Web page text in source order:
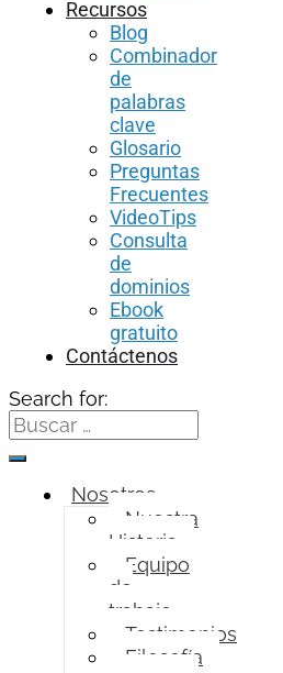
Recursos
Blog
Combinador
de
palabras
clave
Glosario
Preguntas
Frecuentes
VideoTips
Consulta
de
dominios
Ebook
gratuito
Contáctenos
Search for:
Nosotros
Nuestra
Historia
Equipo
de
trabajo
Testimonios
Filosofía